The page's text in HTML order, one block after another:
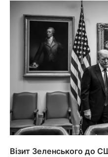
Візит Зеленського до